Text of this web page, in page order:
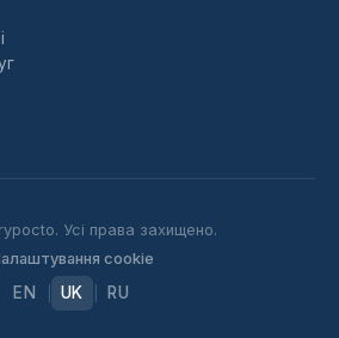
Усі права захищено.
cookie
EN UK RU